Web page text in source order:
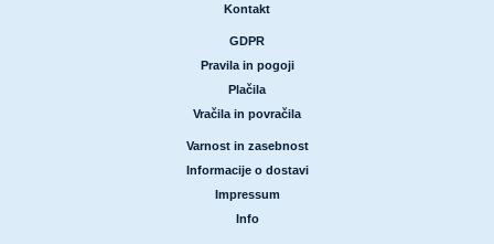
Kontakt
GDPR
Pravila in pogoji
Plačila
Vračila in povračila
Varnost in zasebnost
Informacije o dostavi
Impressum
Info